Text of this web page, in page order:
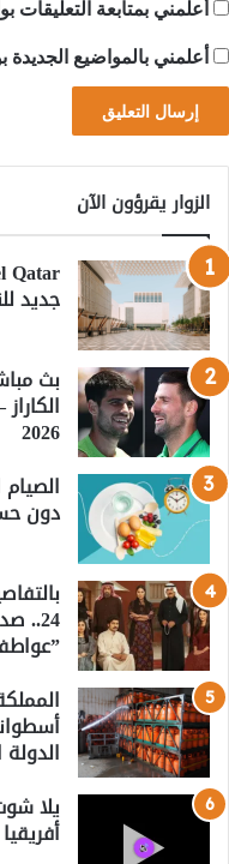
أعلمني بمتابعة التعليقات
أعلمني بالمواضيع الجديدة
الزوار يقرؤون الآن
جديد
بث
2026
دون
24..
الدولة
يلا